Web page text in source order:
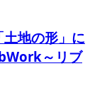
地の形」に
～リブ